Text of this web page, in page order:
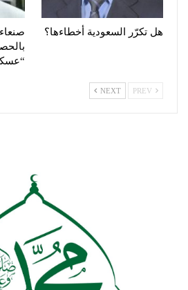
هل تكرّر السعودية أخطاءها؟
NEXT